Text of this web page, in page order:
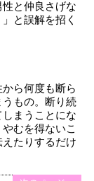
と仲良さげな
と誤解を招く
ら何度も断ら
もの。断り続
まうことにな
むを得ないこ
たりするだけ